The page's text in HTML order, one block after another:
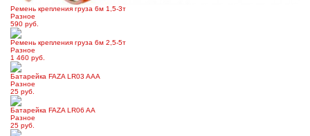
Ремень крепления груза 6м 1,5-3т
Разное
590 руб.
Ремень крепления груза 6м 2,5-5т
Разное
1 460 руб.
Батарейка FAZA LR03 AAA
Разное
25 руб.
Батарейка FAZA LR06 AA
Разное
25 руб.